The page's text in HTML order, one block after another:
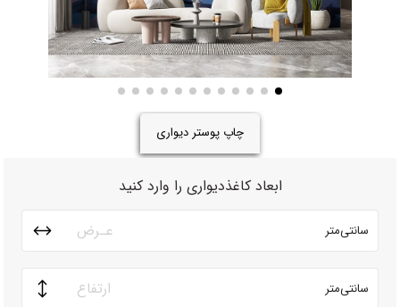
چاپ پوستر دیواری
ابعاد کاغذدیواری را وارد کنید
سانتی‌متر
سانتی‌متر